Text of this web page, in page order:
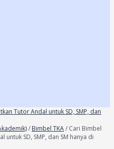
/ Bimbel TKA/ Cari Bimbel
SD, SMP, dan SM hanya di